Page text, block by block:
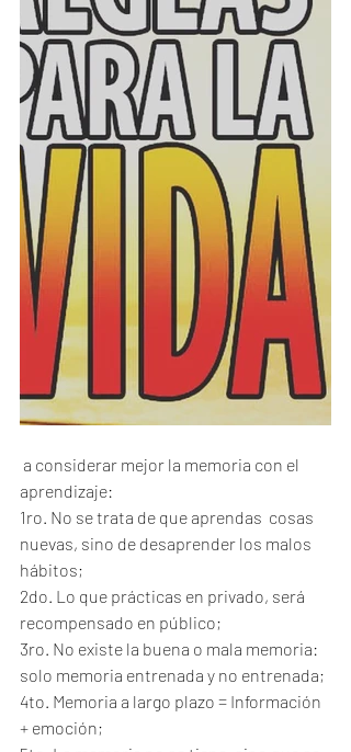
aprendizaje:
1ro. No se trata de que aprendas  cosas
nuevas, sino de desaprender los malos
hábitos;
2do. Lo que prácticas en privado, será
recompensado en público;
3ro. No existe la buena o mala memoria:
solo memoria entrenada y no entrenada;
4to. Memoria a largo plazo = Información
+ emoción;